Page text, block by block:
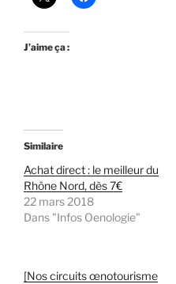
J’aime ça :
Similaire
Achat direct : le meilleur du
Rhône Nord, dès 7€
22 mars 2018
Dans "Infos Oenologie"
[Nos circuits œnotourisme